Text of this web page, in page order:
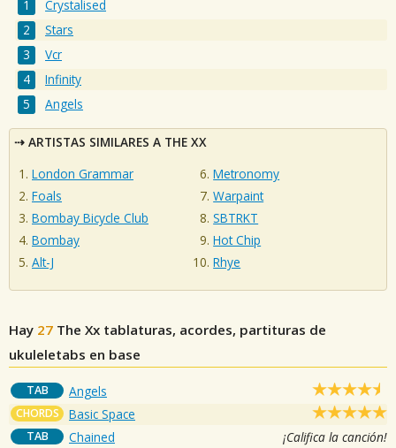
Crystalised
Stars
Vcr
Infinity
Angels
ARTISTAS SIMILARES A THE XX
London Grammar
Foals
Bombay Bicycle Club
Bombay
Alt-J
Metronomy
Warpaint
SBTRKT
Hot Chip
Rhye
Hay 27 The Xx tablaturas, acordes, partituras de
ukuleletabs en base
TAB Angels
CHORDS Basic Space
TAB Chained ¡Califica la canción!